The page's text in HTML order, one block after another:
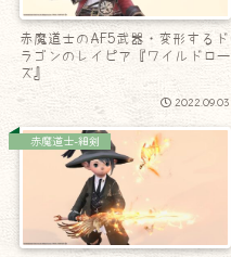
赤魔道士のAF5武器・変形するド
ラゴンのレイピア『ワイルドロー
ズ』
2022.09.03
赤魔道士-細剣